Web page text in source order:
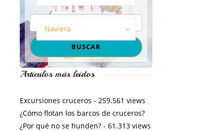
Naviera
Artículos más leídos
Excursiones cruceros - 259.561 views
¿Cómo flotan los barcos de cruceros?
¿Por qué no se hunden?- 61.313 views